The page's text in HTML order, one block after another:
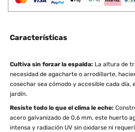
Características
Cultiva sin forzar la espalda: La altura de
necesidad de agacharte o arrodillarte,
cosechar sea cómodo y accesible cada día,
jardín.
Resiste todo lo que el clima le eche:
acero galvanizado de 0,6 mm, este huerto
intensa y radiación UV sin oxidarse ni